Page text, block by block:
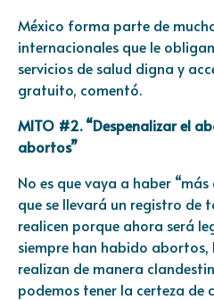
México forma parte de
internacionales que le
servicios de salud digna y
gratuito, comentó.
MITO #2. “Despenalizar el
abortos”
No es que vaya a haber
que se llevará un registro de
realicen porque ahora será
siempre han habido abortos,
realizan de manera
podemos tener la certeza de